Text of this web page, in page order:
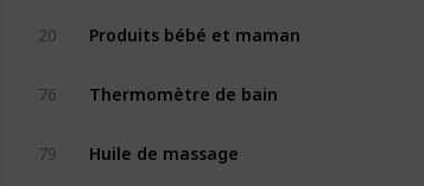
20 Produits bébé et maman
76 Thermomètre de bain
79 Huile de massage